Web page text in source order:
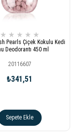
★ ★ ★ ★ ★
Pearls Çiçek Kokulu Kedi
Deodorantı 450 ml
20116607
₺341,51
Sepete Ekle